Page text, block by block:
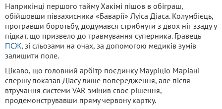
Наприкінці першого тайму Хакімі пішов в обіграш,
обійшовши півзахисника «Баварії» Луіса Діаса. Колумбієць,
програвши боротьбу, додумався стрибнути з двох ніг ззаду у
підкат, що призвело до травмування суперника. Гравець
ПСЖ, зі сльозами на очах, за допомогою медиків зумів
залишити поле.
Цікаво, що головний арбітр поєдинку Мауріціо Маріані
спершу показав Діасу лише попередження, але після
втручання системи VAR змінив своє рішення,
продемонструвавши пряму червону картку.